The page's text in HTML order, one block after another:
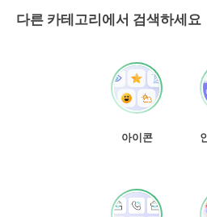
다른 카테고리에서 검색하세요
아이콘